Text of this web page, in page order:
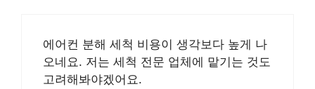
에어컨 분해 세척 비용이 생각보다 높게 나
오네요. 저는 세척 전문 업체에 맡기는 것도
고려해봐야겠어요.